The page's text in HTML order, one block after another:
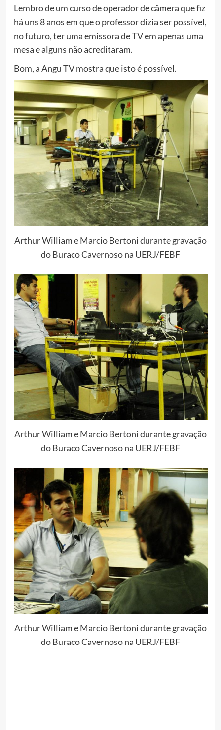
Lembro de um curso de operador de câmera que fiz
há uns 8 anos em que o professor dizia ser possível,
no futuro, ter uma emissora de TV em apenas uma
mesa e alguns não acreditaram.
Bom, a Angu TV mostra que isto é possível.
Arthur William e Marcio Bertoni durante gravação
do Buraco Cavernoso na UERJ/FEBF
Arthur William e Marcio Bertoni durante gravação
do Buraco Cavernoso na UERJ/FEBF
Arthur William e Marcio Bertoni durante gravação
do Buraco Cavernoso na UERJ/FEBF